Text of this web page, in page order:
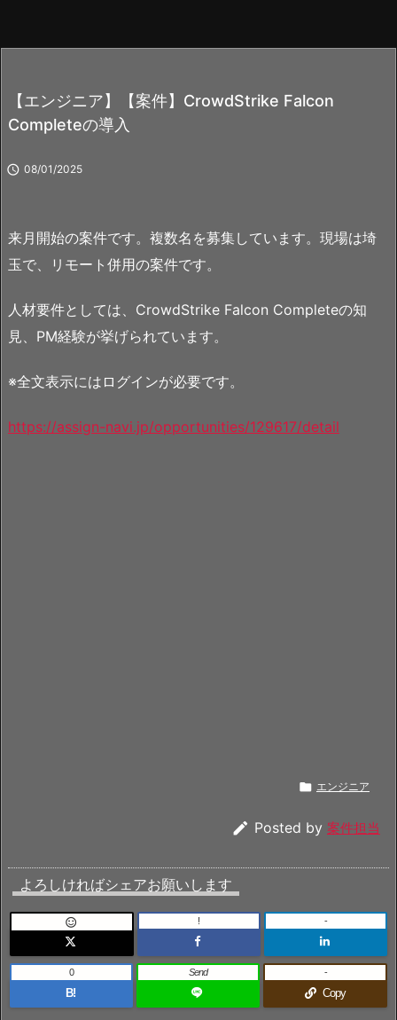
【エンジニア】【案件】CrowdStrike Falcon
Completeの導入
 08/01/2025
来月開始の案件です。複数名を募集しています。現場は埼
玉で、リモート併用の案件です。
人材要件としては、CrowdStrike Falcon Completeの知
見、PM経験が挙げられています。
※全文表示にはログインが必要です。
https://assign-navi.jp/opportunities/129617/detail
 エンジニア
 Posted by 案件担当
よろしければシェアお願いします
 ! -
B!
0 Send
Copy
-